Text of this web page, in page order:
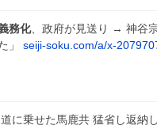
務化、政府が見送り → 神谷
」 seiji-soku.com/a/x-
に乗せた馬鹿共 猛省し返納